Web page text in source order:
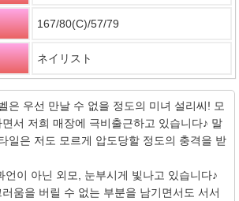
167/80(C)/57/79
ネイリスト
은 우선 만날 수 없을 정도의 미녀 설리씨! 모
서 저희 매장에 극비출근하고 있습니다♪ 말
일은 저도 모르게 압도당할 정도의 충격을 받
언이 아닌 외모, 눈부시게 빛나고 있습니다♪
움을 버릴 수 없는 부분을 남기면서도 서서